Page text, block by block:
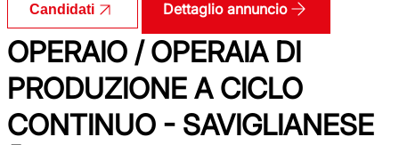
Candidati Dettaglio annuncio
OPERAIO / OPERAIA DI
PRODUZIONE A CICLO
CONTINUO - SAVIGLIANESE